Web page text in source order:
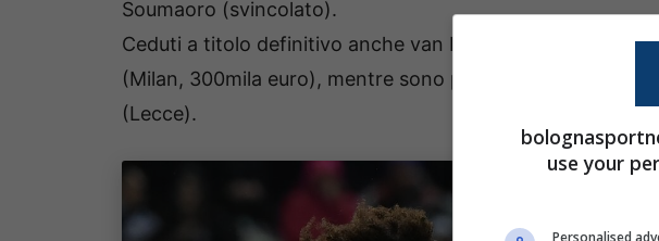
Soumaoro (svincolato).
Ceduti a titolo definitivo anche van Hooijdonk (Cesena,
(Milan, 300mila euro), mentre sono partiti in prestito
(Lecce).
use your
Personalised